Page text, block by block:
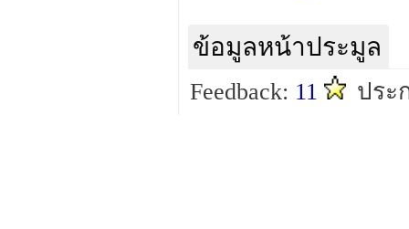
ข้อมูลหน้าประมูล
Feedback: 11 ประ